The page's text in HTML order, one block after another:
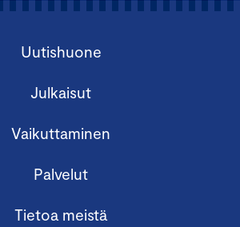
Uutishuone
Julkaisut
Vaikuttaminen
Palvelut
Tietoa meistä